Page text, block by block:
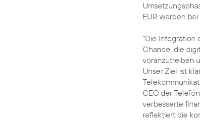
EUR werden
"Die Integration
Chance, die
voranzutreiben
Unser Ziel ist
CEO der
verbesserte
reflektiert die